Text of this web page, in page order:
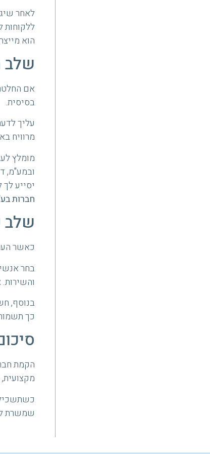
לאחר
ללקוחות
הוא
שלב
אם
בסיסית.
עליך
מרוויח
מומלץ
ובמע"מ,
יסייע
חברות
שלב
כאשר
בחר
והשירות.
בנוסף,
כך
הקמת
כשתשכיל
שמשרת